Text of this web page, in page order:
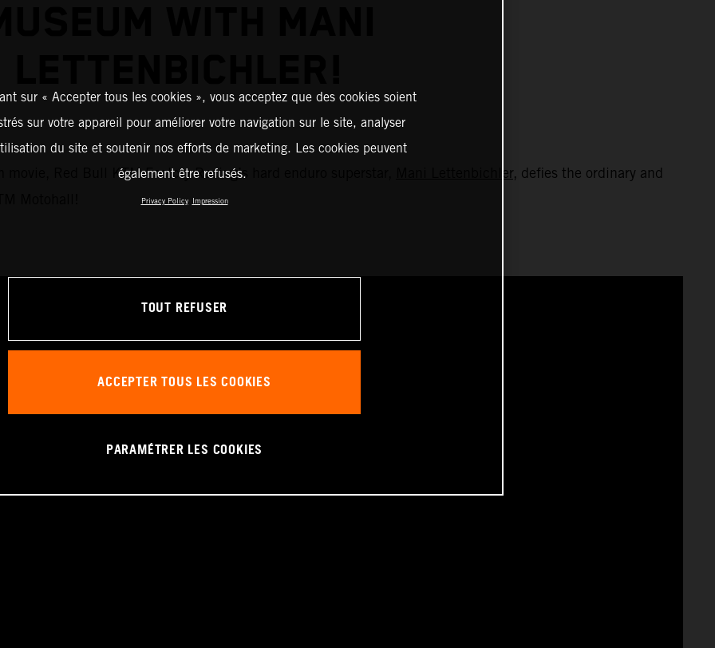
Red Bull KTM Factory Racing’s hard enduro superstar, Mani Lettenbichler, defies the ordinary and
sur « Accepter tous les cookies », vous acceptez que des cookies soient
sur votre appareil pour améliorer votre navigation sur le site, analyser
du site et soutenir nos efforts de marketing. Les cookies peuvent
également être refusés.
Privacy Policy Impression
TOUT REFUSER
ACCEPTER TOUS LES COOKIES
PARAMÉTRER LES COOKIES